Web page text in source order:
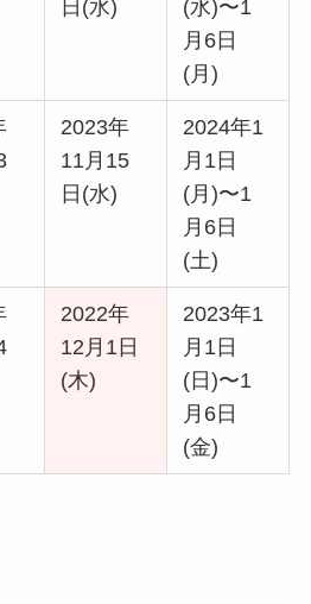
日(水)
(水)〜1
月6日
(月)
2023年
11月15
日(水)
2024年1
月1日
(月)〜1
月6日
(土)
2022年
12月1日
(木)
2023年1
月1日
(日)〜1
月6日
(金)